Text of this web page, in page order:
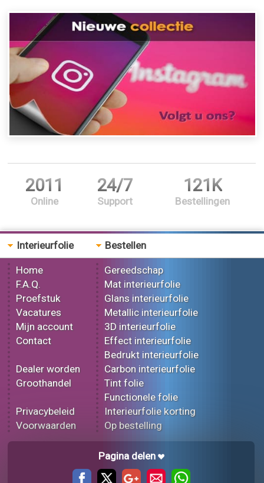
2011
Online
24/7
Support
121K
Bestellingen
Interieurfolie
Home
F.A.Q.
Proefstuk
Vacatures
Mijn account
Contact
Dealer worden
Groothandel
Privacybeleid
Voorwaarden
Bestellen
Gereedschap
Mat interieurfolie
Glans interieurfolie
Metallic interieurfolie
3D interieurfolie
Effect interieurfolie
Bedrukt interieurfolie
Carbon interieurfolie
Tint folie
Functionele folie
Interieurfolie korting
Op bestelling
Pagina delen